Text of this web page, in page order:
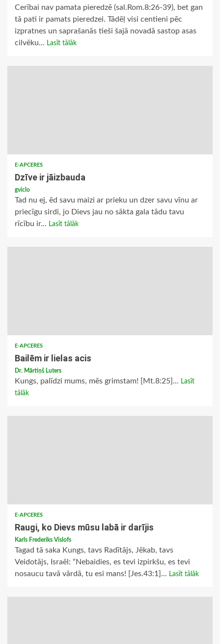
Cerībai nav pamata pieredzē (sal.Rom.8:26-39), bet gan
tā pati ir pamats pieredzei. Tādēļ visi centieni pēc
izpratnes un saprašanās tieši šajā novadā sastop asas
cilvēku... Lasīt tālāk
E-APCERES
Dzīve ir jāizbauda
gviclo
Tad nu ej, ēd savu maizi ar prieku un dzer savu vīnu ar
priecīgu sirdi, jo Dievs jau no sākta gala tādu tavu
rīcību ir... Lasīt tālāk
E-APCERES
Bailēm ir lielas acis
Dr. Mārtiņš Luters
Kungs, palīdzi mums, mēs grimstam! [Mt.8:25]... Lasīt
tālāk
E-APCERES
Raugi, ko Dievs mūsu labā ir darījis
Karls Frederiks Vislofs
Tagad tā saka Kungs, tavs Radītājs, Jēkab, tavs
Veidotājs, Israēl: “Nebaidies, es tevi izpirkšu, es tevi
nosaucu tavā vārdā, tu esi mans! [Jes.43:1]... Lasīt tālāk